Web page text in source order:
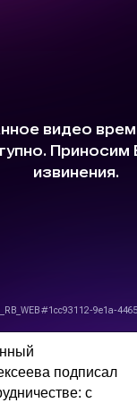
подписал
с